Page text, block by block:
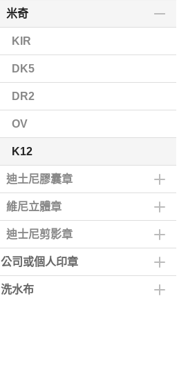
米奇
KIR
DK5
DR2
OV
K12
迪土尼膠囊章
維尼立體章
迪士尼剪影章
公司或個人印章
洗水布